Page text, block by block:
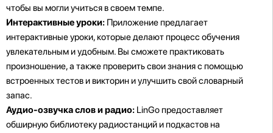
чтобы вы могли учиться в своем темпе.
Интерактивные уроки: Приложение предлагает
интерактивные уроки, которые делают процесс обучения
увлекательным и удобным. Вы сможете практиковать
произношение, а также проверить свои знания с помощью
встроенных тестов и викторин и улучшить свой словарный
запас.
Аудио-озвучка слов и радио: LinGo предоставляет
обширную библиотеку радиостанций и подкастов на